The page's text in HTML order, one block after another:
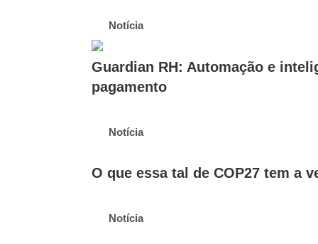
Notícia
Guardian RH: Automação e
pagamento
Notícia
O que essa tal de COP27 tem a
Notícia